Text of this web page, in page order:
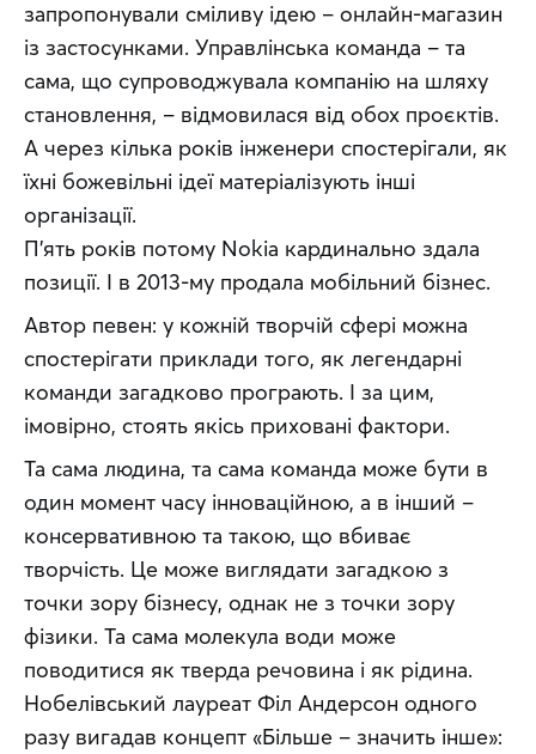
запропонували сміливу ідею – онлайн-магазин
із застосунками. Управлінська команда – та
сама, що супроводжувала компанію на шляху
становлення, – відмовилася від обох проєктів.
А через кілька років інженери спостерігали, як
їхні божевільні ідеї матеріалізують інші
організації.
П’ять років потому Nokia кардинально здала
позиції. І в 2013-му продала мобільний бізнес.
Автор певен: у кожній творчій сфері можна
спостерігати приклади того, як легендарні
команди загадково програють. І за цим,
імовірно, стоять якісь приховані фактори.
Та сама людина, та сама команда може бути в
один момент часу інноваційною, а в інший –
консервативною та такою, що вбиває
творчість. Це може виглядати загадкою з
точки зору бізнесу, однак не з точки зору
фізики. Та сама молекула води може
поводитися як тверда речовина і як рідина.
Нобелівський лауреат Філ Андерсон одного
разу вигадав концепт «Більше – значить інше»: